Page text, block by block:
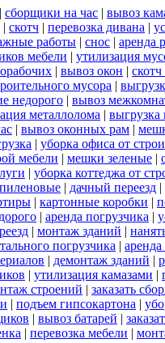
| сборщики на час | вывоз
| скотч | перевозка дивана |
работы | снос | аренда
мебели | утилизация
| вывоз окон |
мусора |
недорого | вывоз
металлолома | выгрузка
| вывоз оконных рам |
| уборка офиса от
мебели | мешки зеленые |
| уборка коттеджа от
| дачный переезд |
| картонные коробки |
| аренда погрузчика |
| монтаж зданий |
погрузчика |
| демонтаж зданий |
| утилизация камазами |
строений | заказать
| подъем гипсокартона |
| вывоз батарей |
| перевозка мебели |